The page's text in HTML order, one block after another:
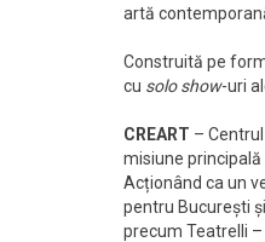
artă
Construită pe
cu solo show-uri
CREART –
misiune
Acționând ca un
pentru București
precum Teatrelli